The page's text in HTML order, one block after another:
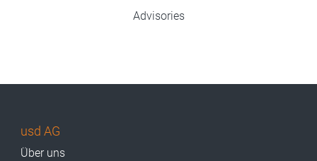
Advisories
usd AG
Über uns